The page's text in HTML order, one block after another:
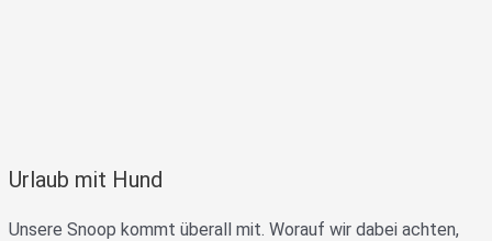
Urlaub mit Hund
Unsere Snoop kommt überall mit. Worauf wir dabei achten,